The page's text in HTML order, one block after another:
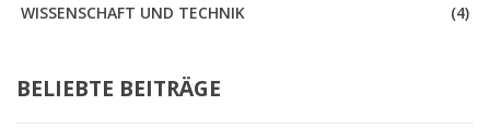
WISSENSCHAFT UND TECHNIK
(4)
BELIEBTE BEITRÄGE